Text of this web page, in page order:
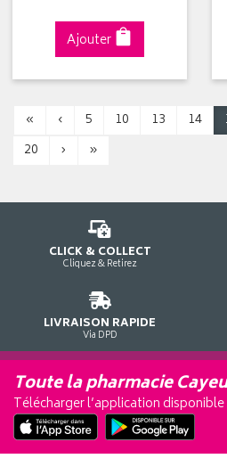
Ajouter
« ‹ 5 10 13 14
20
› »
CLICK & COLLECT
Cliquez & Retirez
LIVRAISON RAPIDE
Via DPD
Toute la pharmacie
Télécharger l’application disponible